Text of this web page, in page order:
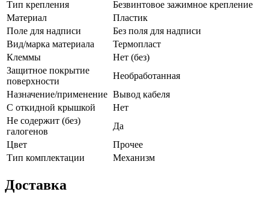
Тип крепления
Безвинтовое зажимное крепление
Материал
Пластик
Поле для надписи
Без поля для надписи
Вид/марка материала
Термопласт
Клеммы
Нет (без)
Защитное покрытие
поверхности
Необработанная
Назначение/применение Вывод кабеля
С откидной крышкой
Нет
Не содержит (без)
галогенов
Да
Цвет
Прочее
Тип комплектации
Механизм
Доставка